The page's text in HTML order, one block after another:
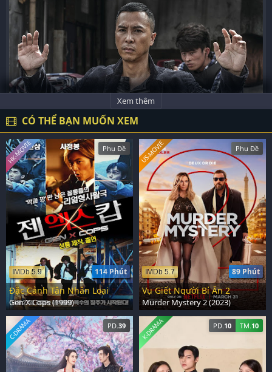
Xem thêm
CÓ THỂ BẠN MUỐN XEM
Phụ Đề
114 Phút
IMDb 5.9
HK-MOVIE
Đặc Cảnh Tân Nhân Loại
Gen X Cops (1999)
Phụ Đề
89 Phút
IMDb 5.7
US-MOVIE
Vụ Giết Người Bí Ẩn 2
Murder Mystery 2 (2023)
PD. 39
C-DRAMA PD. 10 TM. 10
K-DRAMA